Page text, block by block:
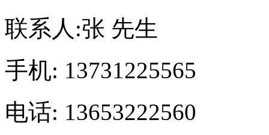
联系人:张 先生
手机: 13731225565
电话: 13653222560